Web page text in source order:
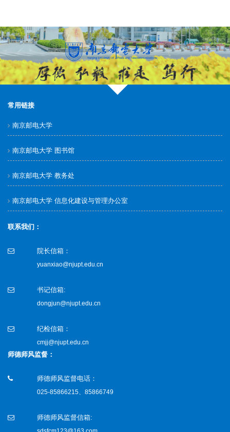
常用链接
南京邮电大学
南京邮电大学 图书馆
南京邮电大学 教务处
南京邮电大学 信息化建设与管理办公室
联系我们：
院长信箱：
yuanxiao@njupt.edu.cn
书记信箱:
dongjun@njupt.edu.cn
纪检信箱：
cmjj@njupt.edu.cn
师德师风监督：
师德师风监督电话：
025-85866215、85866749
师德师风监督信箱: